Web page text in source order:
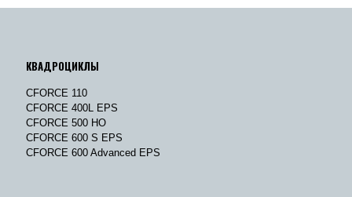
КВАДРОЦИКЛЫ
CFORCE 110
CFORCE 400L EPS
CFORCE 500 HO
CFORCE 600 S EPS
CFORCE 600 Advanced EPS